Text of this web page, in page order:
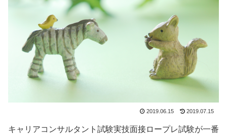
2019.06.15 2019.07.15
キャリアコンサルタント試験実技面接ロープレ試験が一番